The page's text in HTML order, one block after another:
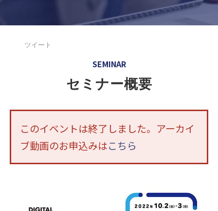
ツイート
SEMINAR
セミナー概要
このイベントは終了しました。アーカイ
ブ動画のお申込みはこちら